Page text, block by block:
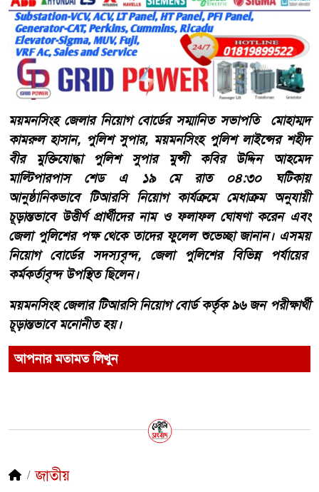
ময়মনসিংহ জেলার নিয়োগ বোর্ডের সম্মানিত সভাপতি মোহাম্মদ
কামরুল হাসান, পুলিশ সুপার, ময়মনসিংহ পুলিশ লাইন্সের শহীদ
বীর মুক্তিযোদ্ধা পুলিশ সুপার মুন্সী কবির উদ্দিন আহমেদ
মাল্টিপারপাস শেড এ ১৯ মে রাত ০৪:৩০ ঘটিকায়
আনুষ্ঠানিকভাবে টিআরসি নিয়োগ কার্যক্রমে মেধাক্রম অনুযায়ী
চূড়ান্তভাবে উত্তীর্ণ প্রার্থীদের নাম ও ফলাফল ঘোষণা করেন এবং
জেলা পুলিশের পক্ষ থেকে তাদের ফুলেল শুভেচ্ছা জানান। এসময়
নিয়োগ বোর্ডের সদস্যবৃন্দ, জেলা পুলিশের বিভিন্ন পর্যায়ের
কর্মকর্তাবৃন্দ উপস্থিত ছিলেন।
ময়মনসিংহ জেলার টিআরসি নিয়োগ বোর্ড কর্তৃক ৯৬ জন পরীক্ষার্থী
চূড়ান্তভাবে মনোনীত হয়।
আপনার মতামত লিখুন
জাতীয়